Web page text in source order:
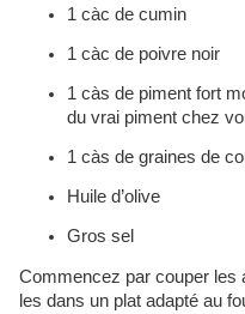
1 càc de cumin
1 càc de poivre noir
1 càs de piment fort
du vrai piment chez
1 càs de graines de
Huile d’olive
Gros sel
Commencez par couper les
les dans un plat adapté au